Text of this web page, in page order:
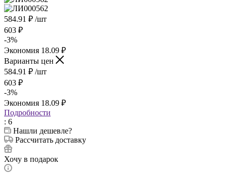
584.91 ₽ /шт
603 ₽
-3%
Экономия 18.09 ₽
Варианты цен
584.91 ₽ /шт
603 ₽
-3%
Экономия 18.09 ₽
Подробности
: 6
Нашли дешевле?
Рассчитать доставку
Хочу в подарок